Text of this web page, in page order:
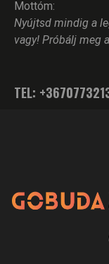
Mottóm:
Nyújtsd mindig a
vagy! Próbálj meg
TEL: